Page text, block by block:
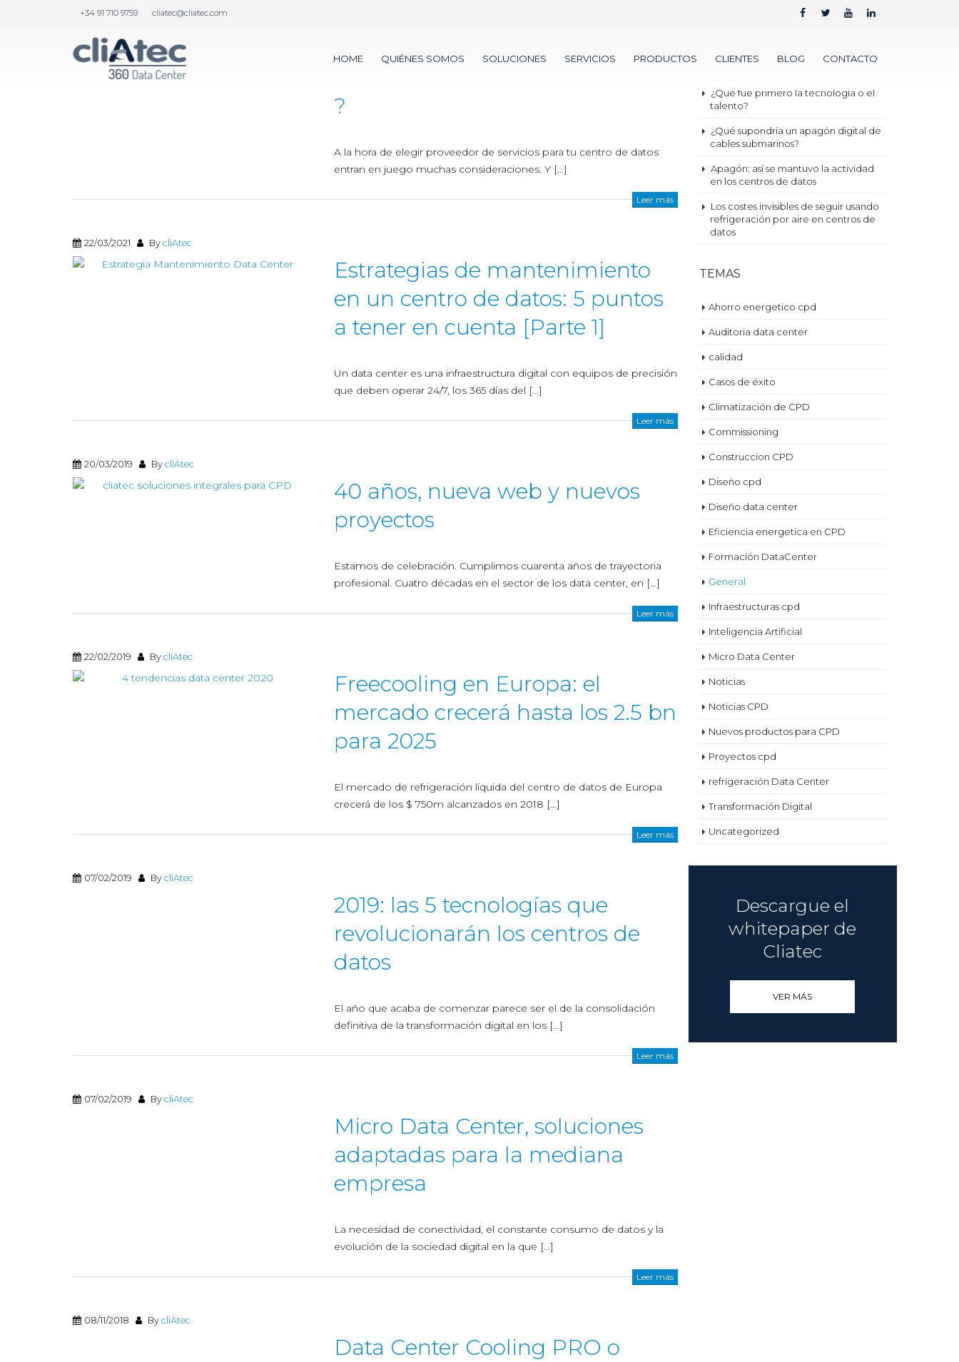
+34 91 710 9759 cliatec@cliatec.com
HOME QUIÉNES SOMOS SOLUCIONES SERVICIOS PRODUCTOS CLIENTES BLOG CONTACTO
¿Cómo elegir proveedor de
?
A la hora de elegir proveedor de servicios para tu centro de datos
entran en juego muchas consideraciones. Y […]
Leer más
22/03/2021 BycliAtec
Estrategias de mantenimiento
en un centro de datos: 5 puntos
a tener en cuenta [Parte 1]
Un data center es una infraestructura digital con equipos de precisión
que deben operar 24/7, los 365 días del […]
Leer más
20/03/2019 BycliAtec
40 años, nueva web y nuevos
proyectos
Estamos de celebración. Cumplimos cuarenta años de trayectoria
profesional. Cuatro décadas en el sector de los data center, en […]
Leer más
22/02/2019 BycliAtec
Freecooling en Europa: el
mercado crecerá hasta los 2.5 bn
para 2025
El mercado de refrigeración líquida del centro de datos de Europa
crecerá de los $ 750m alcanzados en 2018 […]
Leer más
07/02/2019 BycliAtec
2019: las 5 tecnologías que
revolucionarán los centros de
datos
El año que acaba de comenzar parece ser el de la consolidación
definitiva de la transformación digital en los […]
Leer más
07/02/2019 BycliAtec
Micro Data Center, soluciones
adaptadas para la mediana
empresa
La necesidad de conectividad, el constante consumo de datos y la
evolución de la sociedad digital en la que […]
Leer más
08/11/2018 BycliAtec
Data Center Cooling PRO o
ENTRADAS RECIENTES
Nueva métrica para 2030 ¿Sustituirá
¿Qué fue primero la tecnología o el
talento?
¿Qué supondría un apagón digital de
cables submarinos?
Apagón: así se mantuvo la actividad
en los centros de datos
Los costes invisibles de seguir usando
refrigeración por aire en centros de
datos
TEMAS
Ahorro energetico cpd
Auditoria data center
calidad
Casos de éxito
Climatización de CPD
Commissioning
Construccion CPD
Diseño cpd
Diseño data center
Eficiencia energetica en CPD
Formación DataCenter
General
Infraestructuras cpd
Inteligencia Artificial
Micro Data Center
Noticias
Noticias CPD
Nuevos productos para CPD
Proyectos cpd
refrigeración Data Center
Transformación Digital
Uncategorized
Descargue el
whitepaper de
Cliatec
VER MÁS